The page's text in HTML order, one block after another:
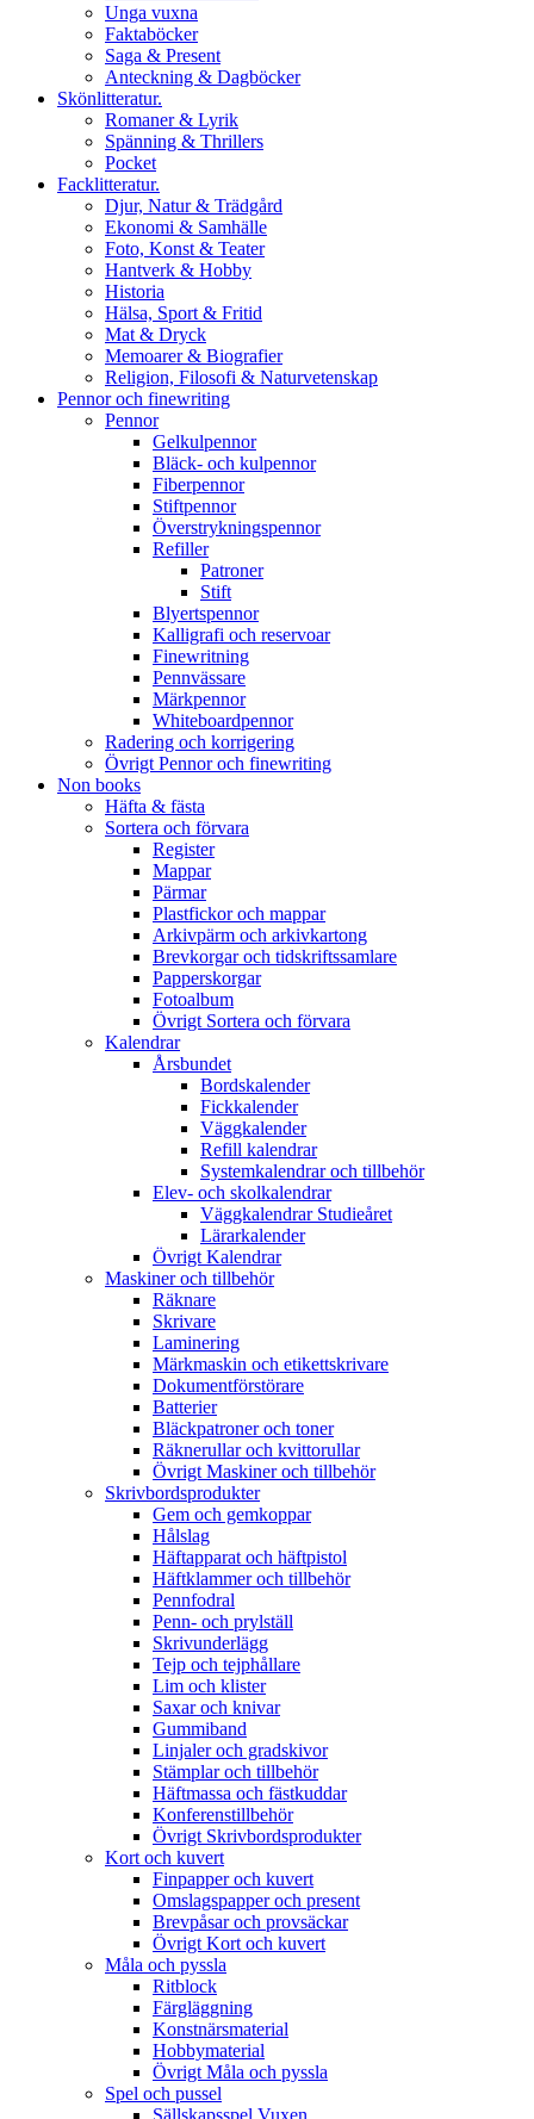
Unga vuxna
Faktaböcker
Saga & Present
Anteckning & Dagböcker
Skönlitteratur.
Romaner & Lyrik
Spänning & Thrillers
Pocket
Facklitteratur.
Djur, Natur & Trädgård
Ekonomi & Samhälle
Foto, Konst & Teater
Hantverk & Hobby
Historia
Hälsa, Sport & Fritid
Mat & Dryck
Memoarer & Biografier
Religion, Filosofi & Naturvetenskap
Pennor och finewriting
Pennor
Gelkulpennor
Bläck- och kulpennor
Fiberpennor
Stiftpennor
Överstrykningspennor
Refiller
Patroner
Stift
Blyertspennor
Kalligrafi och reservoar
Finewritning
Pennvässare
Märkpennor
Whiteboardpennor
Radering och korrigering
Övrigt Pennor och finewriting
Non books
Häfta & fästa
Sortera och förvara
Register
Mappar
Pärmar
Plastfickor och mappar
Arkivpärm och arkivkartong
Brevkorgar och tidskriftssamlare
Papperskorgar
Fotoalbum
Övrigt Sortera och förvara
Kalendrar
Årsbundet
Bordskalender
Fickkalender
Väggkalender
Refill kalendrar
Systemkalendrar och tillbehör
Elev- och skolkalendrar
Väggkalendrar Studieåret
Lärarkalender
Övrigt Kalendrar
Maskiner och tillbehör
Räknare
Skrivare
Laminering
Märkmaskin och etikettskrivare
Dokumentförstörare
Batterier
Bläckpatroner och toner
Räknerullar och kvittorullar
Övrigt Maskiner och tillbehör
Skrivbordsprodukter
Gem och gemkoppar
Hålslag
Häftapparat och häftpistol
Häftklammer och tillbehör
Pennfodral
Penn- och prylställ
Skrivunderlägg
Tejp och tejphållare
Lim och klister
Saxar och knivar
Gummiband
Linjaler och gradskivor
Stämplar och tillbehör
Häftmassa och fästkuddar
Konferenstillbehör
Övrigt Skrivbordsprodukter
Kort och kuvert
Finpapper och kuvert
Omslagspapper och present
Brevpåsar och provsäckar
Övrigt Kort och kuvert
Måla och pyssla
Ritblock
Färgläggning
Konstnärsmaterial
Hobbymaterial
Övrigt Måla och pyssla
Spel och pussel
Sällskapsspel Vuxen